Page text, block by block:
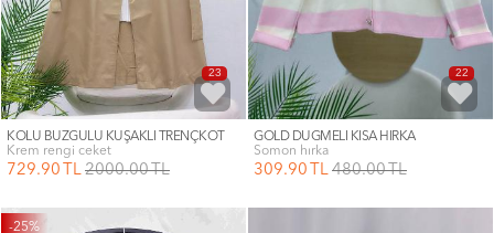
23
KOLU BÜZGÜLÜ KUŞAKLI TRENÇKOT
krem rengi ceket
729.90 TL 2000.00TL
22
GOLD DÜĞMELİ KISA HIRKA
somon hırka
309.90 TL 480.00TL
-25%